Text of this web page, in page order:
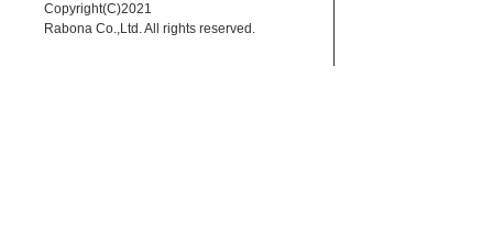
Copyright(C)2021
Rabona Co.,Ltd. All rights reserved.​